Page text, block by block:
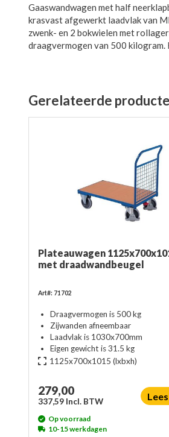
Gaaswandwagen met half
krasvast afgewerkt laadvlak van
zwenk- en 2 bokwielen met
draagvermogen van 500
Gerelateerde
Plateauwagen
met draadwandbeugel
Art#: 71702
Draagvermogen is 500 kg
Zijwanden afneembaar
Laadvlak is 1030x700mm
Eigen gewicht is 31.5 kg
1125x700x1015 (lxbxh)
279,00
337,59 Incl. BTW
Op voorraad
10-15 werkdagen